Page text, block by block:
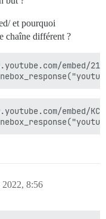
`block in
`fetch_html_doc'
`block (2
et pourquoi
chaîne différent ?
embed/
embed/
2022, 8:56